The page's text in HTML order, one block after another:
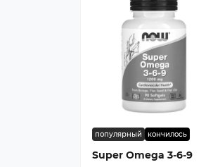
популярный кончилось
Super Omega 3-6-9